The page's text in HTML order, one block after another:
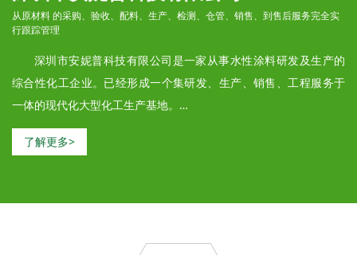
从原材料 的采购、验收、配料、生产、检测、仓管、销售、到售后服务完全实
行跟踪管理
深圳市安妮普科技有限公司是一家从事水性涂料研发及生产的
综合性化工企业。已经形成一个集研发、生产、销售、工程服务于
一体的现代化大型化工生产基地。
公司的日常运作——从原材料 的采购、验收、配料、生产、检
测、仓管、销售、到售后服务跟踪管理。本公司的技术实力雄厚，
了解更多>